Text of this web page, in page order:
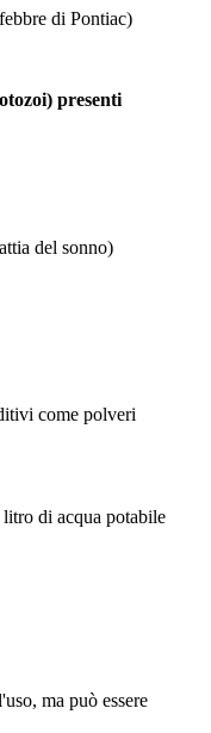
di Pontiac)
presenti
del sonno)
come polveri
di acqua potabile
ma può essere